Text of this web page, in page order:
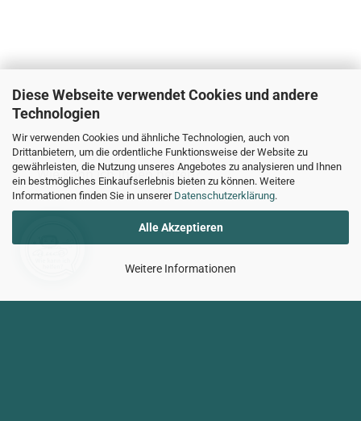
Diese Webseite verwendet Cookies und andere
Technologien
Wir verwenden Cookies und ähnliche Technologien, auch von
Drittanbietern, um die ordentliche Funktionsweise der Website zu
gewährleisten, die Nutzung unseres Angebotes zu analysieren und Ihnen
ein bestmögliches Einkaufserlebnis bieten zu können. Weitere
Informationen finden Sie in unserer Datenschutzerklärung.
Alle Akzeptieren
Weitere Informationen
Wie kann ich Ihnen helfen?